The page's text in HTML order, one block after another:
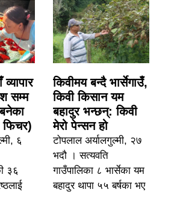
व्यापार
सम्म
फिचर)
६
३६
किवीमय बन्दै भार्सेगाउँ,
किवी किसान यम
बहादुर भन्छन्: किवी
मेरो पेन्सन हो
टोपलाल अर्यालगुल्मी, २७
भदौ । सत्यवति
गाउँपालिका ८ भार्सेका यम
बहादुर थापा ५५ बर्षका भए